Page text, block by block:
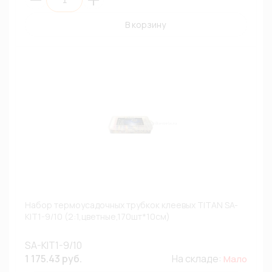
В корзину
SA-KIT1-9/10
1 175.43 руб.
На складе: Мало